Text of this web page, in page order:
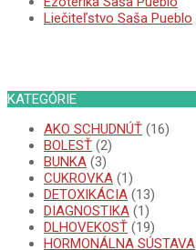
Liečiteľstvo Saša Pueblo
KATEGÓRIE
AKO SCHUDNÚŤ (16)
BOLESŤ (2)
BUNKA (3)
CUKROVKA (1)
DETOXIKÁCIA (13)
DIAGNOSTIKA (1)
DLHOVEKOSŤ (19)
HORMONÁLNA SÚSTAVA